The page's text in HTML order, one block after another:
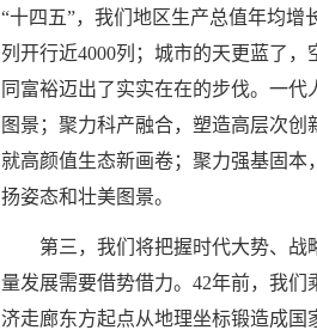
“十四五”，我们地区生产总值年均增
列开行近4000列；城市的天更蓝了
同富裕迈出了实实在在的步伐。一
图景；聚力科产融合，塑造高层次
就高颜值生态新画卷；聚力强基固本
扬姿态和壮美图景。
第三，我们将把握时代大势、
量发展需要借势借力。42年前，我
济走廊东方起点从地理坐标锻造成